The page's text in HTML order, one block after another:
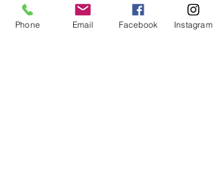
Phone Email Facebook Instagram